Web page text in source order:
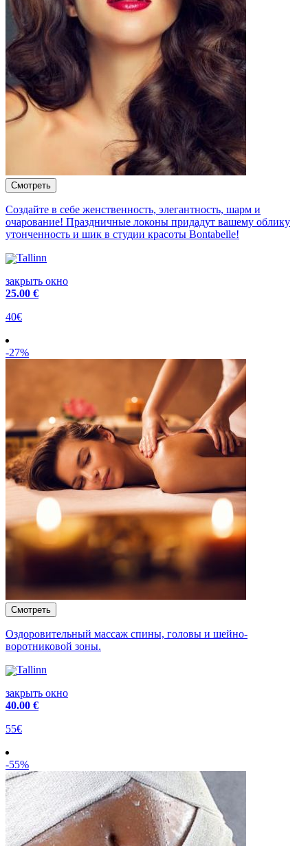
Создайте в себе женственность, элегантность, шарм и
очарование! Праздничные локоны придадут вашему облику
утонченность и шик в студии красоты Bontabelle!
Tallinn
закрыть окно
25.00 €
40€
-27%
Оздоровительный массаж спины, головы и шейно-
воротниковой зоны.
Tallinn
закрыть окно
40.00 €
55€
-55%